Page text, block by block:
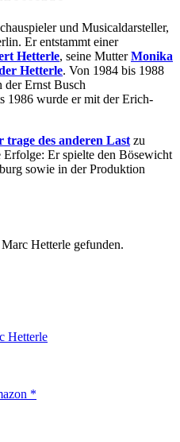
und Musicaldarsteller,
Er entstammt einer
Hetterle, seine MutterMonika
Hetterle. Von 1984 bis 1988
der Ernst Busch
1986 wurde er mit der Erich-
trage des anderen Last zu
Er spielte den Bösewicht
sowie in der Produktion
Hetterle gefunden.
Hetterle
*